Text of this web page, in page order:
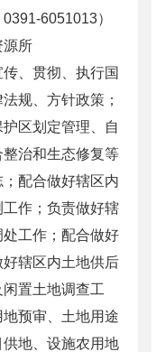
6051013）
源所
、贯彻、执行国
规、方针政策；
区划定管理、自
治和生态修复等
配合做好辖区内
作；负责做好辖
工作；配合做好
辖区内土地供后
置土地调查工
预审、土地用途
地、设施农用地